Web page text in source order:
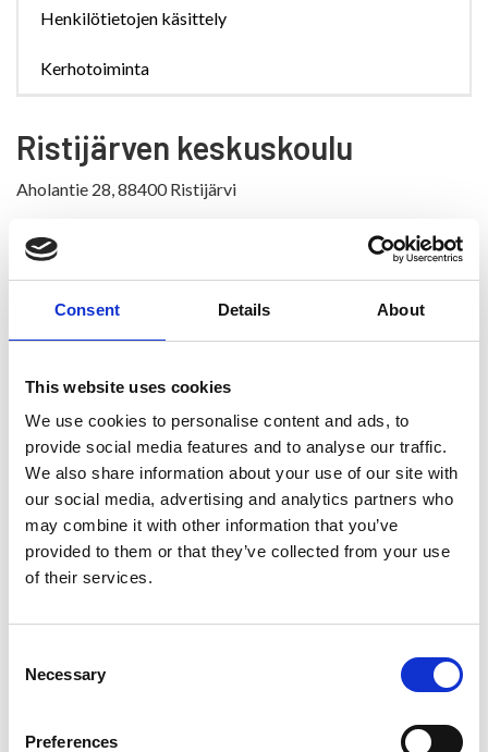
Consent Details About
This website uses cookies
We use cookies to personalise content and ads, to
provide social media features and to analyse our traffic.
We also share information about your use of our site with
our social media, advertising and analytics partners who
may combine it with other information that you’ve
provided to them or that they’ve collected from your use
of their services.
Selection
Necessary
Preferences
Henkilötietojen käsittely
Kerhotoiminta
Ristijärven keskuskoulu
Aholantie 28, 88400 Ristijärvi
Perusopetuksen henkilöstö
Kuntamme opettajat ja muu henkilökunta on pätevää ja
Kunnan sivistyspäällikkö ja keskuskoulun rehtori
044 7159 334
lauri.lappalainen(at)ristijarvi.fi
Apulaisrehtori
atte.leinonen(at)ristijarvi.fi
Koulun kanslia, palvelusihteeri